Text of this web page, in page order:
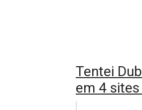
Tentei
em 4